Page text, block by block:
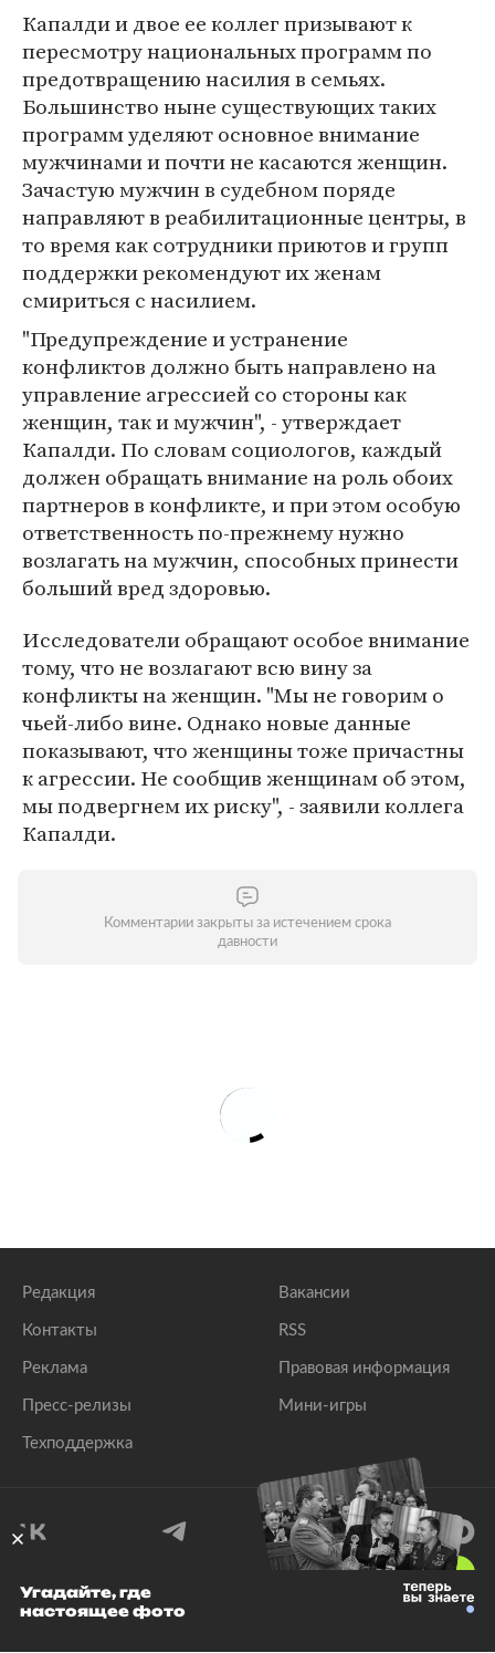
Капалди и двое ее коллег призывают к
пересмотру национальных программ по
предотвращению насилия в семьях.
Большинство ныне существующих таких
программ уделяют основное внимание
мужчинами и почти не касаются женщин.
Зачастую мужчин в судебном поряде
направляют в реабилитационные центры, в
то время как сотрудники приютов и групп
поддержки рекомендуют их женам
смириться с насилием.
"Предупреждение и устранение
конфликтов должно быть направлено на
управление агрессией со стороны как
женщин, так и мужчин", - утверждает
Капалди. По словам социологов, каждый
должен обращать внимание на роль обоих
партнеров в конфликте, и при этом особую
ответственность по-прежнему нужно
возлагать на мужчин, способных принести
больший вред здоровью.
Исследователи обращают особое внимание
тому, что не возлагают всю вину за
конфликты на женщин. "Мы не говорим о
чьей-либо вине. Однако новые данные
показывают, что женщины тоже причастны
к агрессии. Не сообщив женщинам об этом,
мы подвергнем их риску", - заявили коллега
Капалди.
Комментарии закрыты за истечением срока
давности
Редакция
Контакты
Реклама
Пресс-релизы
Техподдержка
Вакансии
RSS
Правовая информация
Мини-игры
© 1999–2026 Все права защищены.
Угадайте, где
настоящее фото